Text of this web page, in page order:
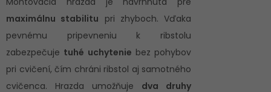
maximálnu stabilitu pri zhyboch. Vďaka
pevnému pripevneniu k ribstolu
zabezpečuje tuhé uchytenie bez pohybov
pri cvičení, čím chráni ribstol aj samotného
cvičenca. Hrazda umožňuje dva druhy